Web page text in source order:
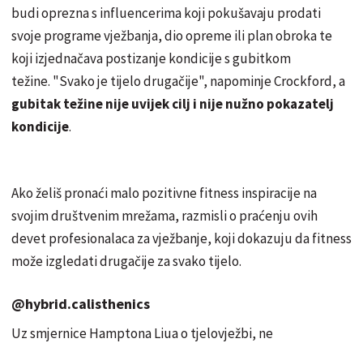
budi oprezna s influencerima koji pokušavaju prodati
svoje programe vježbanja, dio opreme ili plan obroka te
koji izjednačava postizanje kondicije s gubitkom
težine. "Svako je tijelo drugačije", napominje Crockford, a
gubitak težine nije uvijek cilj i nije nužno pokazatelj
kondicije.
Ako želiš pronaći malo pozitivne fitness inspiracije na
svojim društvenim mrežama, razmisli o praćenju ovih
devet profesionalaca za vježbanje, koji dokazuju da fitness
može izgledati drugačije za svako tijelo.
@hybrid.calisthenics
Uz smjernice Hamptona Liua o tjelovježbi, ne